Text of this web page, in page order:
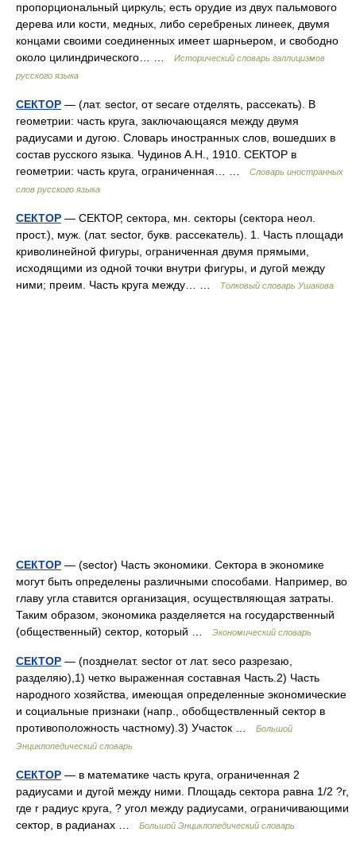
пропорциональный циркуль; есть орудие из двух пальмового
дерева или кости, медных, либо серебреных линеек, двумя
концами своими соединенных имеет шарньером, и свободно
около цилиндрического… …
Исторический словарь галлицизмов
русского языка
СЕКТОР — (лат. sector, от secare отделять, рассекать). В
геометрии: часть круга, заключающаяся между двумя
радиусами и дугою. Словарь иностранных слов, вошедших в
состав русского языка. Чудинов А.Н., 1910. СЕКТОР в
геометрии: часть круга, ограниченная… …
Словарь иностранных
слов русского языка
СЕКТОР — СЕКТОР, сектора, мн. секторы (сектора неол.
прост.), муж. (лат. sector, букв. рассекатель). 1. Часть площади
криволинейной фигуры, ограниченная двумя прямыми,
исходящими из одной точки внутри фигуры, и дугой между
ними; преим. Часть круга между… …
Толковый словарь Ушакова
СЕКТОР — (sector) Часть экономики. Сектора в экономике
могут быть определены различными способами. Например, во
главу угла ставится организация, осуществляющая затраты.
Таким образом, экономика разделяется на государственный
(общественный) сектор, который …
Экономический словарь
СЕКТОР — (позднелат. sector от лат. seco разрезаю,
разделяю),1) четко выраженная составная Часть.2) Часть
народного хозяйства, имеющая определенные экономические
и социальные признаки (напр., обобществленный сектор в
противоположность частному).3) Участок …
Большой
Энциклопедический словарь
СЕКТОР — в математике часть круга, ограниченная 2
радиусами и дугой между ними. Площадь сектора равна 1/2 ?r,
где r радиус круга, ? угол между радиусами, ограничивающими
сектор, в радианах …
Большой Энциклопедический словарь